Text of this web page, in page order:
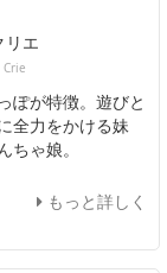
リエ
Crie
ぽが特徴。遊びと
全力をかける妹
ちゃ娘。
もっと詳しく